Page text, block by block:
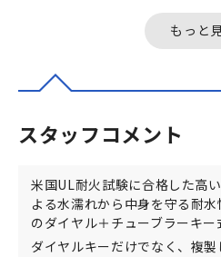
もっと
スタッフコメント
米国UL耐火試験に合格した高
よる水濡れから中身を守る耐
のダイヤル＋チューブラーキー
ダイヤルキーだけでなく、複